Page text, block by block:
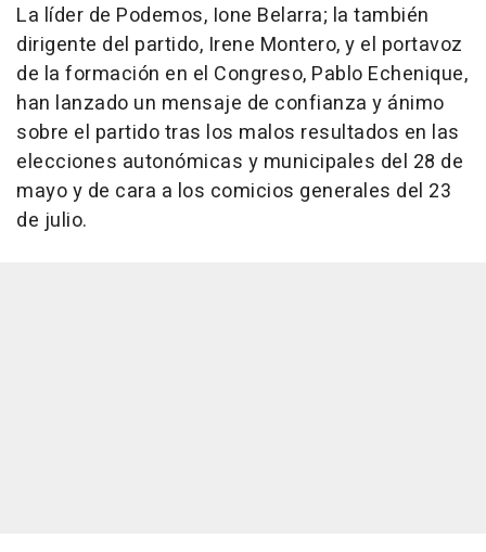
La líder de Podemos, Ione Belarra; la también
dirigente del partido, Irene Montero, y el portavoz
de la formación en el Congreso, Pablo Echenique,
han lanzado un mensaje de confianza y ánimo
sobre el partido tras los malos resultados en las
elecciones autonómicas y municipales del 28 de
mayo y de cara a los comicios generales del 23
de julio.